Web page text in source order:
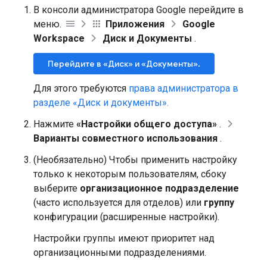
В консоли администратора Google перейдите в
меню.
Приложения
Google
Workspace
Диск и Документы .
Перейдите в «Диск» и «Документы».
Для этого требуются права администратора в
разделе «Диск и документы».
Нажмите «Настройки общего доступа» .
Варианты совместного использования .
(Необязательно) Чтобы применить настройку
только к некоторым пользователям, сбоку
выберите организационное подразделение
(часто используется для отделов) или группу
конфигурации (расширенные настройки).
Настройки группы имеют приоритет над
организационными подразделениями.